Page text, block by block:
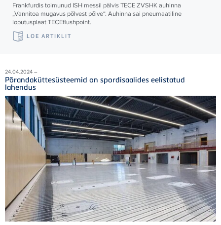
Frankfurdis toimunud ISH messil pälvisTECEZVSHK auhinna
„Vannitoa mugavus põlvest põlve“. Auhinna sai pneumaatiline
loputusplaatTECEflushpoint.
LOE ARTIKLIT
24.04.2024 –
Põrandaküttesüsteemid on spordisaalides eelistatud
lahendus